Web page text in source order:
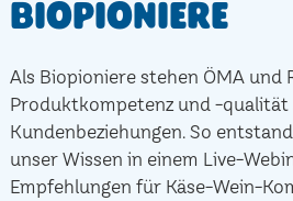
Biopioniere
Als Biopioniere stehen ÖMA und
Produktkompetenz und -qualität
Kundenbeziehungen. So
unser Wissen in einem Live-
Empfehlungen für Käse-Wein-